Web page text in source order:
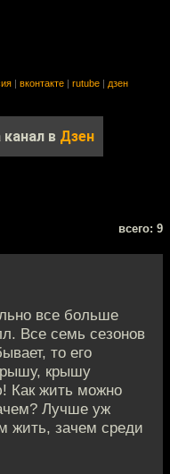
вконтакте rutube дзен
в Дзен
всего: 9
все больше
Все семь сезонов
то его
крышу
Как жить можно
Лучше уж
жить, зачем среди